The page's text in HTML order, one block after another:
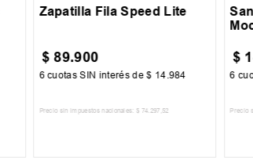
Zapatilla Fila Speed Lite
$ 89.900
6 cuotas SIN interés de$ 14.984
Precio sin impuestos nacionales: $ 74 297 ,52
$
6
Precio